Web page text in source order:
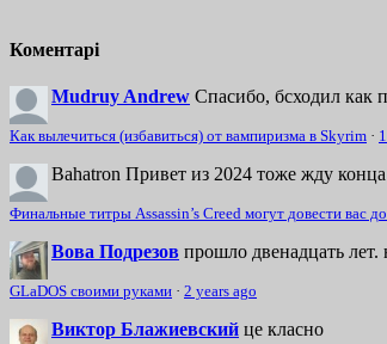
Коментарі
Mudruy Andrew Спасибо, бсходил как
Как вылечиться (избавиться) от вампиризма в Skyrim ·
Bahatron Привет из 2024 тоже жду
Финальные титры Assassin’s Creed могут довести вас
Вова Подрезов прошло двенадцать лет.
GLaDOS своими руками · 2 years ago
Виктор Блажиевский це класно